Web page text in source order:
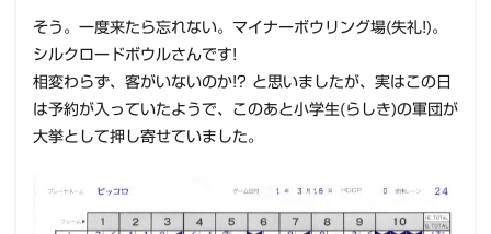
そう。一度来たら忘れない。マイナーボウリング場(失礼!)。
シルクロードボウルさんです!
相変わらず、客がいないのか!? と思いましたが、実はこの日
は予約が入っていたようで、このあと小学生(らしき)の軍団が
大挙として押し寄せていました。